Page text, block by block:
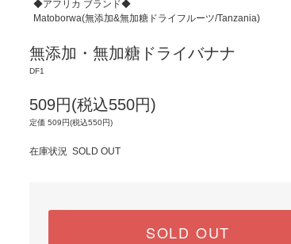
◆アフリカ ブランド◆
Matoborwa(無添加&無加糖ドライフルーツ/Tanzania)
無添加・無加糖ドライバナナ
DF1
509円(税込550円)
定価 509円(税込550円)
在庫状況 SOLD OUT
SOLD OUT